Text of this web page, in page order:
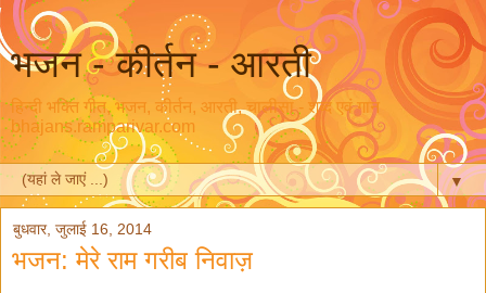
भजन - कीर्तन - आरती
हिन्दी भक्ति गीत, भजन, कीर्तन, आरती, चालीसा - शब्द एवं गान
bhajans.ramparivar.com
▼
बुधवार, जुलाई 16, 2014
भजन: मेरे राम गरीब निवाज़